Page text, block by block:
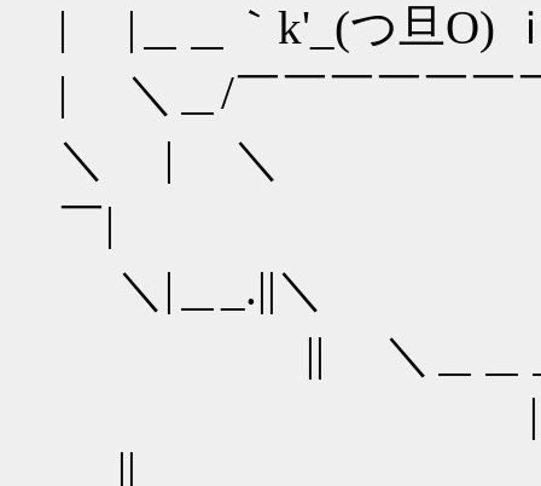
| |＿＿｀k'_(つ旦
| ＼＿/￣￣￣￣￣￣
＼ |
￣|
＼|＿
|| ＼＿＿＿＿
||